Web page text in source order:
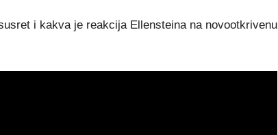
i kakva je reakcija Ellensteina na novootkrivenu